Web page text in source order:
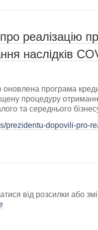
реалізацію
наслідків
програма
процедуру
та середнього
prezidentu-dopovili-pro-
від розсилки або